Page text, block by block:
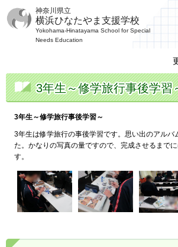
神奈川県立
横浜ひなたやま支援学校
Yokohama-Hinatayama School for Special
Needs Education
3年生～修学旅行事後学習
3年生～修学旅行事後学習～
3年生は修学旅行の事後学習です。思い出のアルバ
た。かなりの写真の量ですので、完成させるまで
す。